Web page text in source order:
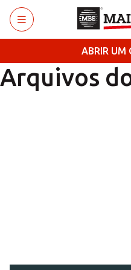
Saltar para o conteúdo
ABRIR UM
Arquivos